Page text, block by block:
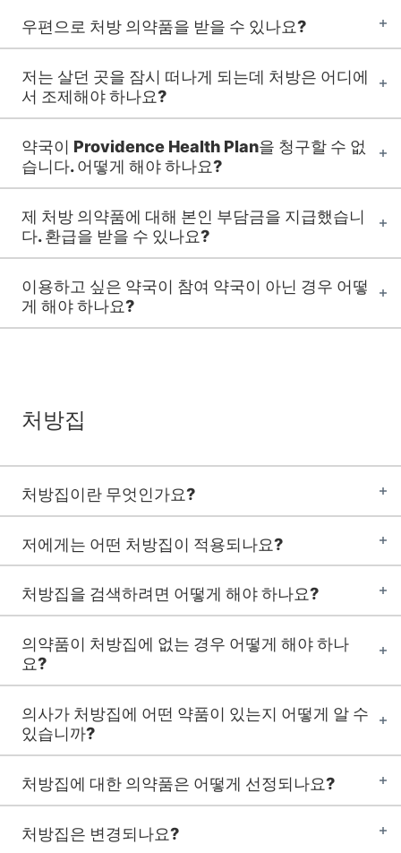
우편으로 처방 의약품을 받을 수 있나요?
저는 살던 곳을 잠시 떠나게 되는데 처방은 어디에
서 조제해야 하나요?
약국이 Providence Health Plan을 청구할 수 없
습니다. 어떻게 해야 하나요?
제 처방 의약품에 대해 본인 부담금을 지급했습니
다. 환급을 받을 수 있나요?
이용하고 싶은 약국이 참여 약국이 아닌 경우 어떻
게 해야 하나요?
처방집
처방집이란 무엇인가요?
저에게는 어떤 처방집이 적용되나요?
처방집을 검색하려면 어떻게 해야 하나요?
의약품이 처방집에 없는 경우 어떻게 해야 하나
요?
의사가 처방집에 어떤 약품이 있는지 어떻게 알 수
있습니까?
처방집에 대한 의약품은 어떻게 선정되나요?
처방집은 변경되나요?